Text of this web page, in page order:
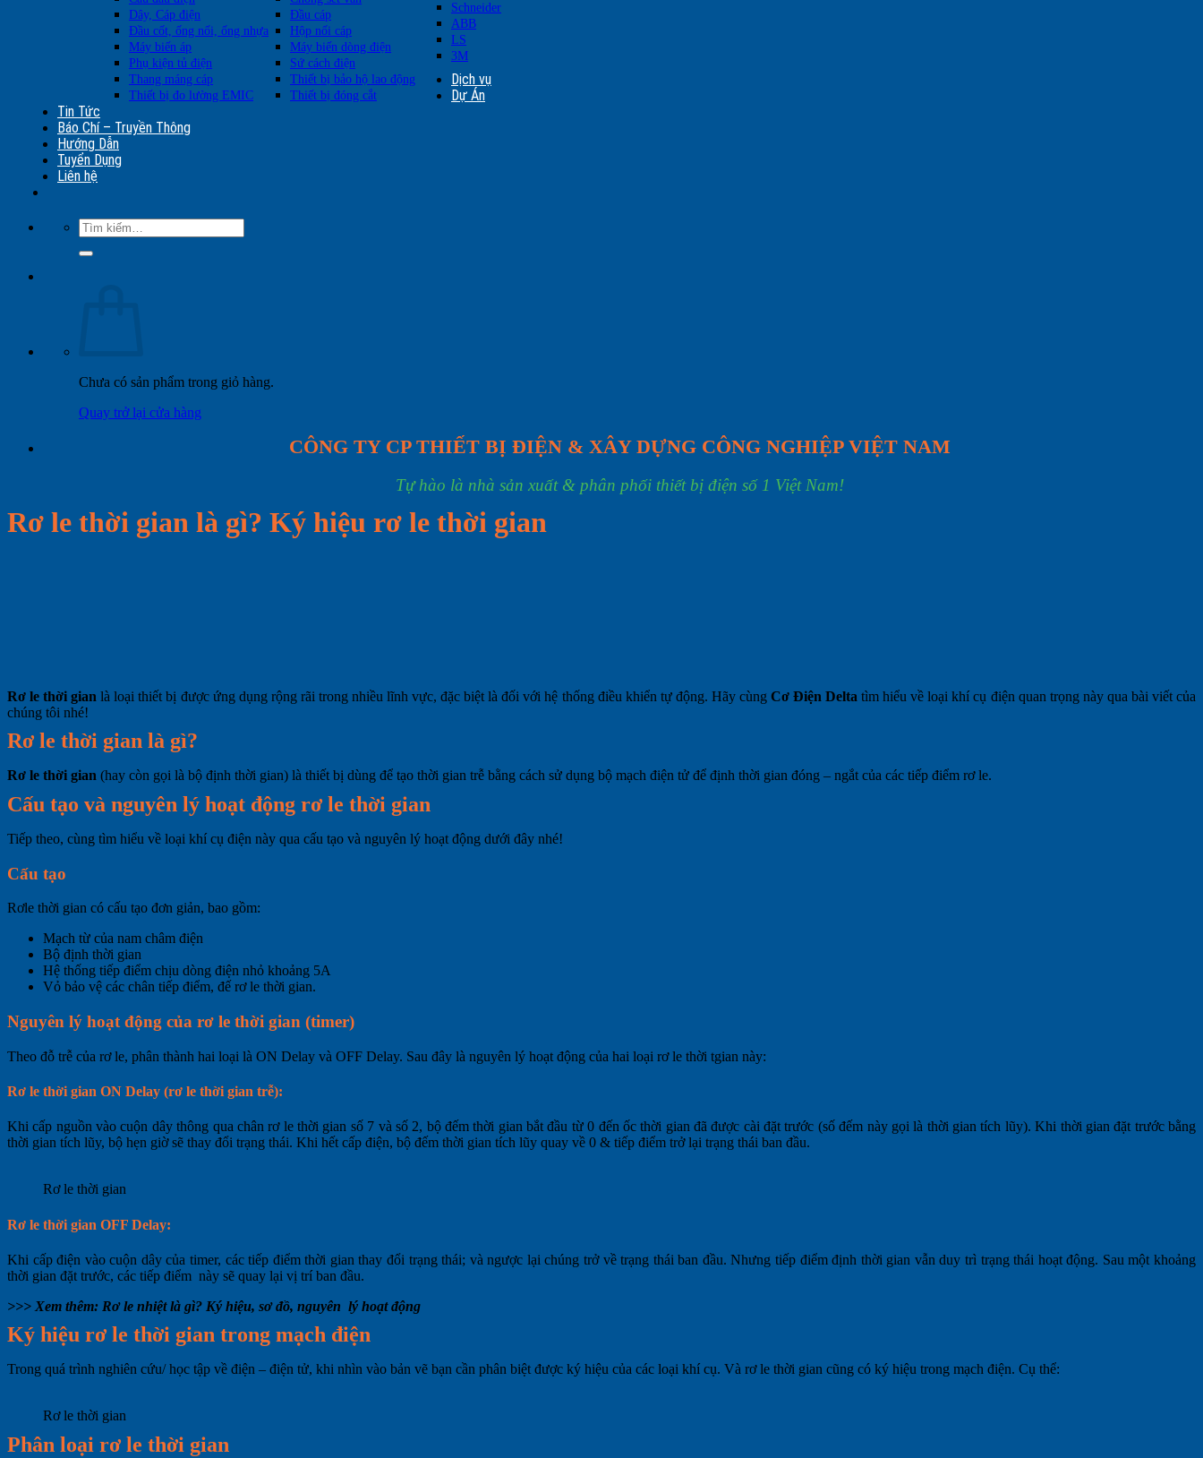
Dây, Cáp điện
Đầu cáp
Đầu cốt, ống nối, ống nhựa
Hộp nối cáp
Máy biến áp
Máy biến dòng điện
Phụ kiện tủ điện
Sứ cách điện
Thang máng cáp
Thiết bị bảo hộ lao động
Thiết bị đo lường EMIC
Thiết bị đóng cắt
Schneider
ABB
LS
3M
Dịch vụ
Dự Án
Tin Tức
Báo Chí – Truyền Thông
Hướng Dẫn
Tuyển Dụng
Liên hệ
Tìm
kiếm:
Chưa có sản phẩm trong giỏ hàng.
Quay trở lại cửa hàng
CÔNG TY CP THIẾT BỊ ĐIỆN & XÂY DỰNG CÔNG NGHIỆP VIỆT NAM
Tự hào là nhà sản xuất & phân phối thiết bị điện số 1 Việt Nam!
Rơ le thời gian là gì? Ký hiệu rơ le thời gian
Rơ le thời gian là loại thiết bị được ứng dụng rộng rãi trong nhiều lĩnh vực, đặc biệt là đối với hệ thống điều khiển tự động. Hãy cùng Cơ Điện Deltatìm hiểu về loại khí cụ điện quan trọng này qua bài viết của
chúng tôi nhé!
Rơ le thời gian là gì?
Rơ le thời gian (hay còn gọi là bộ định thời gian) là thiết bị dùng để tạo thời gian trễ bằng cách sử dụng bộ mạch điện tử để định thời gian đóng – ngắt của các tiếp điểm rơ le.
Cấu tạo và nguyên lý hoạt động rơ le thời gian
Tiếp theo, cùng tìm hiểu về loại khí cụ điện này qua cấu tạo và nguyên lý hoạt động dưới đây nhé!
Cấu tạo
Rơle thời gian có cấu tạo đơn giản, bao gồm:
Mạch từ của nam châm điện
Bộ định thời gian
Hệ thống tiếp điểm chịu dòng điện nhỏ khoảng 5A
Vỏ bảo vệ các chân tiếp điểm, đế rơ le thời gian.
Nguyên lý hoạt động của rơ le thời gian (timer)
Theo đỗ trễ của rơ le, phân thành hai loại là ON Delay và OFF Delay. Sau đây là nguyên lý hoạt động của hai loại rơ le thời tgian này:
Rơ le thời gian ON Delay (rơ le thời gian trễ):
Khi cấp nguồn vào cuộn dây thông qua chân rơ le thời gian số 7 và số 2, bộ đếm thời gian bắt đầu từ 0 đến ốc thời gian đã được cài đặt trước (số đếm này gọi là thời gian tích lũy). Khi thời gian đặt trước bằng
thời gian tích lũy, bộ hẹn giờ sẽ thay đổi trạng thái. Khi hết cấp điện, bộ đếm thời gian tích lũy quay về 0 & tiếp điểm trở lại trạng thái ban đầu.
Rơ le thời gian
Rơ le thời gian OFF Delay:
Khi cấp điện vào cuộn dây của timer, các tiếp điểm thời gian thay đổi trạng thái; và ngược lại chúng trở về trạng thái ban đầu. Nhưng tiếp điểm định thời gian vẫn duy trì trạng thái hoạt động. Sau một khoảng
thời gian đặt trước, các tiếp điểm này sẽ quay lại vị trí ban đầu.
>>> Xem thêm: Rơ le nhiệt là gì? Ký hiệu, sơ đồ, nguyên lý hoạt động
Ký hiệu rơ le thời gian trong mạch điện
Trong quá trình nghiên cứu/ học tập về điện – điện tử, khi nhìn vào bản vẽ bạn cần phân biệt được ký hiệu của các loại khí cụ. Và rơ le thời gian cũng có ký hiệu trong mạch điện. Cụ thể:
Rơ le thời gian
Phân loại rơ le thời gian